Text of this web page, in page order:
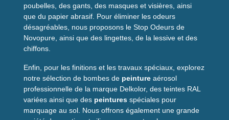
poubelles, des gants, des masques et visières, ainsi
que du papier abrasif. Pour éliminer les odeurs
désagréables, nous proposons le Stop Odeurs de
Novopure, ainsi que des lingettes, de la lessive et des
chiffons.
Enfin, pour les finitions et les travaux spéciaux, explorez
notre sélection de bombes de peinture aérosol
professionnelle de la marque Delkolor, des teintes RAL
variées ainsi que des peintures spéciales pour
marquage au sol. Nous offrons également une grande